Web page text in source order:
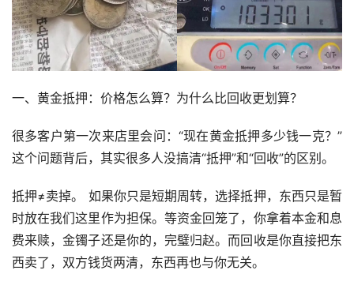
一、黄金抵押：价格怎么算？为什么比回收更划算？
很多客户第一次来店里会问：“现在黄金抵押多少钱一克？”
这个问题背后，其实很多人没搞清“抵押”和“回收”的区别。
抵押≠卖掉。 如果你只是短期周转，选择抵押，东西只是暂
时放在我们这里作为担保。等资金回笼了，你拿着本金和息
费来赎，金镯子还是你的，完璧归赵。而回收是你直接把东
西卖了，双方钱货两清，东西再也与你无关。